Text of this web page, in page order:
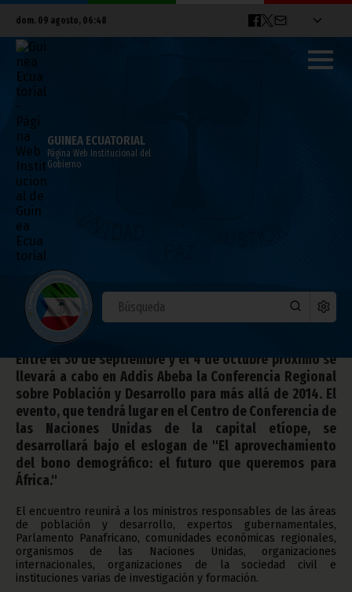
dom. 09 agosto, 06:48
GUINEA ECUATORIAL
Página Web Institucional del
Gobierno
Addis Abeba albergará la Conferencia de
Población y Desarrollo para África
septiembre 02, 2013
Noticias África
Entre el 30 de septiembre y el 4 de octubre próximo se
llevará a cabo en Addis Abeba la Conferencia Regional
sobre Población y Desarrollo para más allá de 2014. El
evento, que tendrá lugar en el Centro de Conferencia de
las Naciones Unidas de la capital etíope, se
desarrollará bajo el eslogan de "El aprovechamiento
del bono demográfico: el futuro que queremos para
África."
El encuentro reunirá a los ministros responsables de las áreas
de población y desarrollo, expertos gubernamentales,
Parlamento Panafricano, comunidades económicas regionales,
organismos de las Naciones Unidas, organizaciones
internacionales, organizaciones de la sociedad civil e
instituciones varias de investigación y formación.